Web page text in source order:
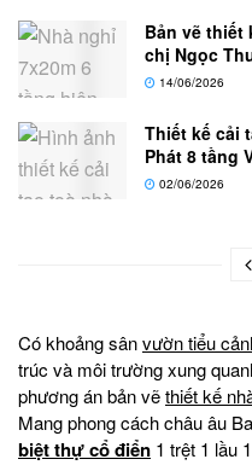
Bản vẽ thiết
chị Ngọc
14/06/2026
Thiết kế cải
Phát 8 tầng
02/06/2026
Có khoảng sânvườn tiểu
trúc và môi trường xung
phương án bản vẽthiết kế
Mang phong cách châu âu
biệt thự cổ điển 1 trệt 1 lầu